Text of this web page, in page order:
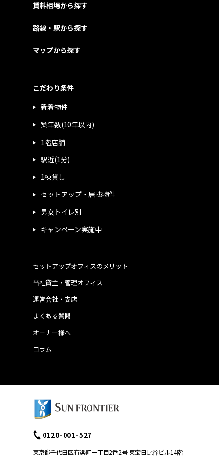
賃料相場から探す
路線・駅から探す
マップから探す
こだわり条件
新着物件
築年数(10年以内)
1階店舗
駅近(1分)
1棟貸し
セットアップ・居抜物件
男女トイレ別
キャンペーン実施中
運営会社・支店
よくある質問
当社貸主・管理オフィス
オーナー様へ
コラム
セットアップオフィスのメリット
0120-001-527
東京都千代田区有楽町一丁目2番2号 東宝日比谷ビル14階